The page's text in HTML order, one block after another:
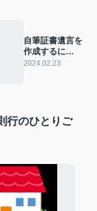
自筆証書遺言を
作成するに
は？？
2024.02.23
行のひとりご